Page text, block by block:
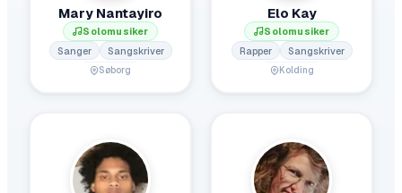
Mary Nantayiro
Solomusiker
Sanger
Sangskriver
Søborg
Elo Kay
Solomusiker
Rapper
Sangskriver
Kolding